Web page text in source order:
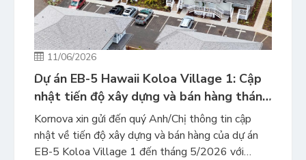
11/06/2026
Dự án EB-5 Hawaii Koloa Village 1: Cập
nhật tiến độ xây dựng và bán hàng tháng
5/2026
Kornova xin gửi đến quý Anh/Chị thông tin cập
nhật về tiến độ xây dựng và bán hàng của dự án
EB-5 Koloa Village 1 đến tháng 5/2026 với